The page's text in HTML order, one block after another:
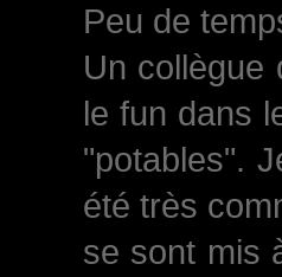
Peu de
Un collègue
le fun dans
"potables".
été très
se sont mis